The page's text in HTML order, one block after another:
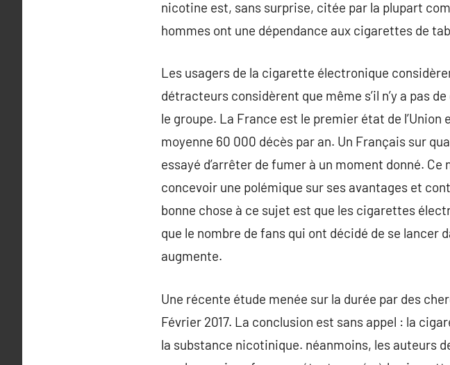
nicotine est, sans surprise, citée par la plupart
hommes ont une dépendance aux cigarettes de
Les usagers de la cigarette électronique
détracteurs considèrent que même s’il n’y a pas
le groupe. La France est le premier état de
moyenne 60 000 décès par an. Un Français sur
essayé d’arrêter de fumer à un moment donné.
concevoir une polémique sur ses avantages et
bonne chose à ce sujet est que les cigarettes
que le nombre de fans qui ont décidé de se lancer
augmente.
Une récente étude menée sur la durée par des
Février 2017. La conclusion est sans appel : la
la substance nicotinique. néanmoins, les auteurs